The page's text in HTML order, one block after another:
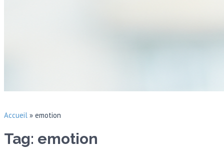
Accueil » emotion
Tag: emotion